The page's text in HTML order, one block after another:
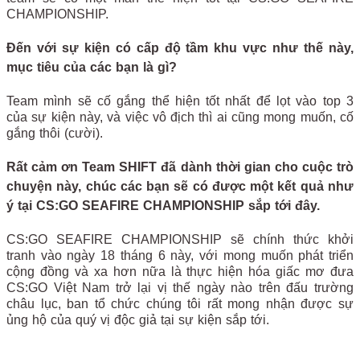
CHAMPIONSHIP.
Đến với sự kiện có cấp độ tầm khu vực như thế này,
mục tiêu của các bạn là gì?
Team mình sẽ cố gắng thể hiện tốt nhất để lọt vào top 3
của sự kiện này, và việc vô địch thì ai cũng mong muốn, cố
gắng thôi (cười).
Rất cảm ơn Team SHIFT đã dành thời gian cho cuộc trò
chuyện này, chúc các bạn sẽ có được một kết quả như
ý tại CS:GO SEAFIRE CHAMPIONSHIP sắp tới đây.
CS:GO SEAFIRE CHAMPIONSHIP sẽ chính thức khởi
tranh vào ngày 18 tháng 6 này, với mong muốn phát triển
cộng đồng và xa hơn nữa là thực hiện hóa giấc mơ đưa
CS:GO Việt Nam trở lại vị thế ngày nào trên đấu trường
châu lục, ban tổ chức chúng tôi rất mong nhận được sự
ủng hộ của quý vị độc giả tại sự kiện sắp tới.